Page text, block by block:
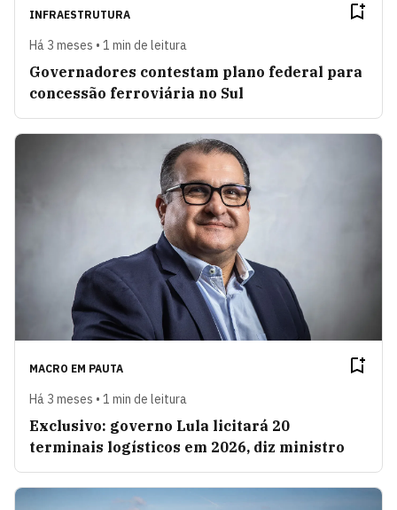
INFRAESTRUTURA
Há 3 meses • 1 min de leitura
Governadores contestam plano federal para
concessão ferroviária no Sul
MACRO EM PAUTA
Há 3 meses • 1 min de leitura
Exclusivo: governo Lula licitará 20
terminais logísticos em 2026, diz ministro